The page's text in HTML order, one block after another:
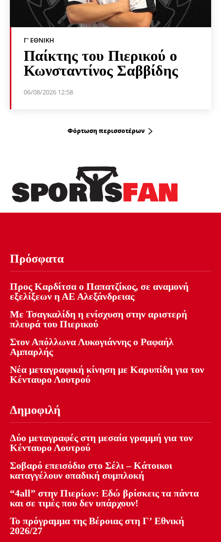
Γ' ΕΘΝΙΚΉ
Παίκτης του Πιερικού ο
Κωνσταντίνος Σαββίδης
06/08/2026 12:58
Φόρτωση περισσοτέρων
Πρόσφατα
Προς Καρδίτσα ο Παπατζίκος, σε αναμονή
εξελίξεων η ΑΕ Αλεξάνδρειας
Με Τσαγκαλίδη η ενίσχυση στην αριστερή
πλευρά του Πιερικού
Στον Απόλλωνα Λυκογιάννης ο Ραφαήλ
Αμπαρλής
Νέα μεταγραφική κίνηση με Καρυπίδη για τον
Κένταυρο Λουτρού
Δημοφιλή
Δύο μεταγραφές στη μεσαία γραμμή για τον
Κένταυρο Λουτρού
Σοβαρό επεισόδιο στο Σέλι – Κάτοικοι
καταγγέλουν οπαδική συμπλοκή
“4all” στην Πιερίων: Εδώ βρίσκεις τα πάντα
και σε τιμές που δεν υπάρχουν!
Το πρόγραμμα της Βέροιας στη Γ’ Εθνική
2026/27